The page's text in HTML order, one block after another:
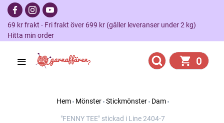
69 kr frakt - Fri frakt över 699 kr (gäller leveranser under 2 kg)
Hitta min order
0
Hem Mönster Stickmönster Dam
"FENNY TEE" stickad i Line 2404-7